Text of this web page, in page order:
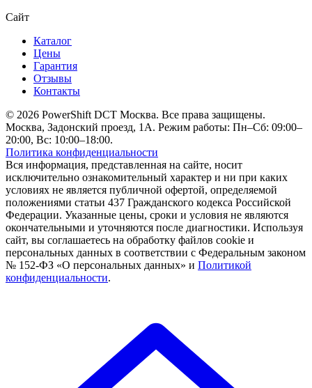
Сайт
Каталог
Цены
Гарантия
Отзывы
Контакты
© 2026 PowerShift DCT Москва. Все права защищены.
Москва, Задонский проезд, 1А. Режим работы: Пн–Сб: 09:00–
20:00, Вс: 10:00–18:00.
Политика конфиденциальности
Вся информация, представленная на сайте, носит
исключительно ознакомительный характер и ни при каких
условиях не является публичной офертой, определяемой
положениями статьи 437 Гражданского кодекса Российской
Федерации. Указанные цены, сроки и условия не являются
окончательными и уточняются после диагностики. Используя
сайт, вы соглашаетесь на обработку файлов cookie и
персональных данных в соответствии с Федеральным законом
№ 152-ФЗ «О персональных данных» и Политикой
конфиденциальности.